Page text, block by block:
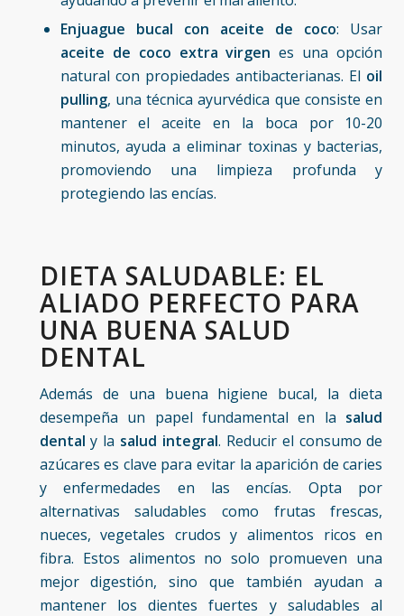
Enjuague bucal con aceite de coco: Usar
aceite de coco extra virgen es una opción
natural con propiedades antibacterianas. El oil
pulling, una técnica ayurvédica que consiste en
mantener el aceite en la boca por 10-20
minutos, ayuda a eliminar toxinas y bacterias,
promoviendo una limpieza profunda y
protegiendo las encías.
DIETA SALUDABLE: EL
ALIADO PERFECTO PARA
UNA BUENA SALUD
DENTAL
Además de una buena higiene bucal, la dieta
desempeña un papel fundamental en la salud
dental y la salud integral. Reducir el consumo de
azúcares es clave para evitar la aparición de caries
y enfermedades en las encías. Opta por
alternativas saludables como frutas frescas,
nueces, vegetales crudos y alimentos ricos en
fibra. Estos alimentos no solo promueven una
mejor digestión, sino que también ayudan a
mantener los dientes fuertes y saludables al